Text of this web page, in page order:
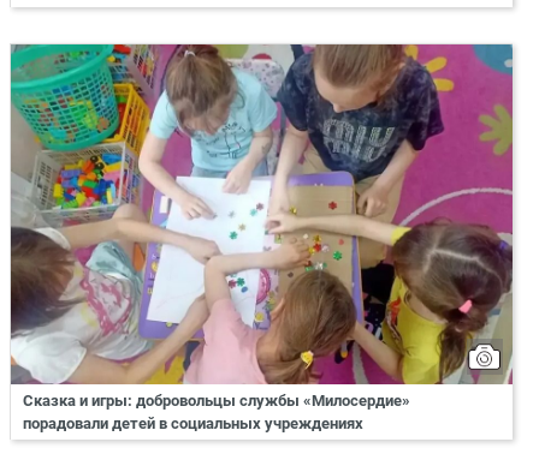
Сказка и игры: добровольцы службы «Милосердие»
порадовали детей в социальных учреждениях